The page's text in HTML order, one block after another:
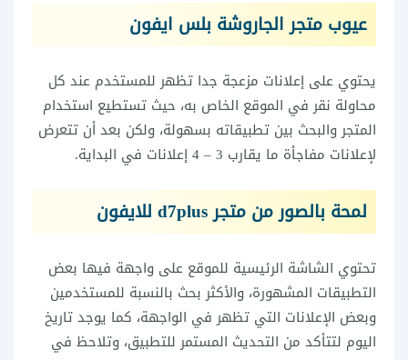
عيوب متجر الجاروشة بلس ايفون
يحتوي على إعلانات مزعجة جدا تظهر للمستخدم عند كل
محاولة نقر في الموقع الخاص به، حيث تستطيع استخدام
المتجر والبحث بين تطبيقاته بسهولة، ولكن بعد أن تتعرض
لإعلانات مفاجأة ما يقارب 3 – 4 إعلانات في البداية.
لمحة بالصور من متجر d7plus للايفون
تحتوي الشاشة الرئيسية للموقع على واجهة فيها بعض
التطبيقات المشهورة، والأكثر بحث بالنسبة للمستخدمين
وبعض الإعلانات التي تظهر في الواجهة، كما يوجد تاريخ
اليوم لتتأكد من التحديث المستمر للتطبيق، وتلاحظ في